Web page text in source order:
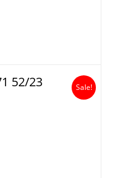
52/23
Sale!